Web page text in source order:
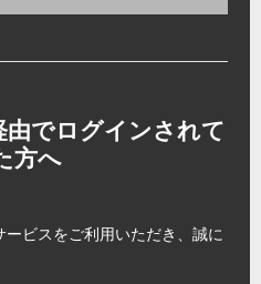
でログインされて
方へ
ビスをご利用いただき、誠に